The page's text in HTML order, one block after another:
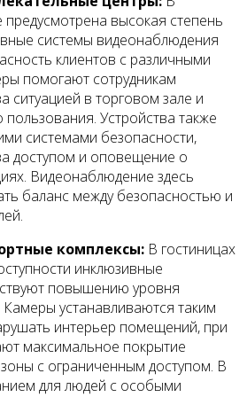
предусмотрена высокая степень
системы видеонаблюдения
клиентов с различными
помогают сотрудникам
ситуацией в торговом зале и
Устройства также
системами безопасности,
доступом и оповещение о
Видеонаблюдение здесь
баланс между безопасностью и
комплексы: В гостиницах
инклюзивные
повышению уровня
Камеры устанавливаются таким
интерьер помещений, при
максимальное покрытие
с ограниченным доступом. В
для людей с особыми